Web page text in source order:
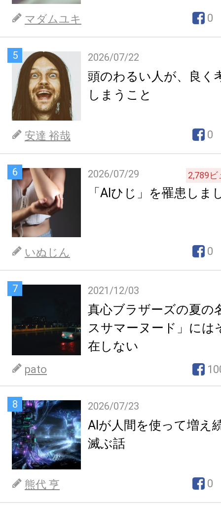
マダムユキ 0
5 2026/07/22
頭のわるい人が、良く
しまうこと
安達 裕哉 0
6 2026/07/29 2,789ビ
「AIひじ」を罹患しま
いぬじん 0
7 2021/12/03
真心ブラザーズの夏の
スサマーヌード」には
在しない
pato
8 2026/07/23
AIが人間を使って増え
滅ぶ話
熊代 亨 0